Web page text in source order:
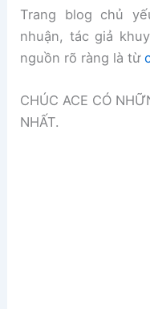
Trang blog chủ
nhuận, tác giả
nguồn rõ ràng là từ
CHÚC ACE CÓ
NHẤT.